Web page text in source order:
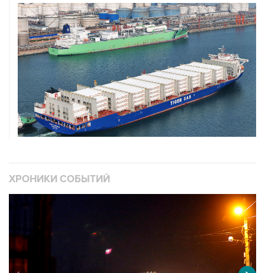
ХРОНИКИ СОБЫТИЙ